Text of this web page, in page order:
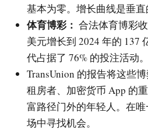
基本为零。增长曲线是垂直
体育博彩： 合法体育博彩
美元增长到 2024 年的 137
代占据了 76% 的投注活动。
TransUnion 的报告将这些
租房者、加密货币 App 的
富路径门外的年轻人。在
场中寻找机会。